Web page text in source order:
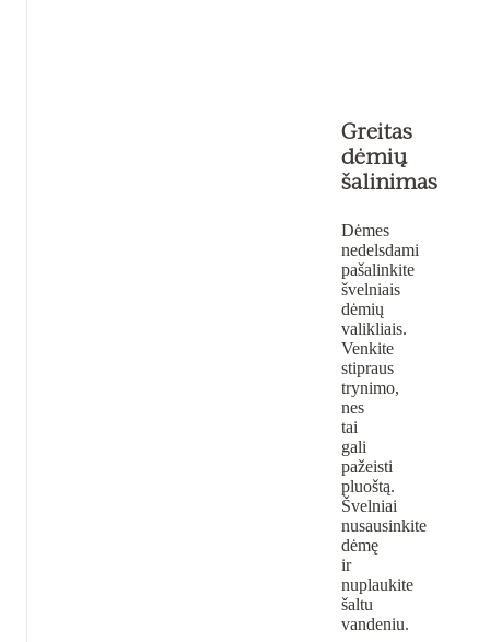
Greitas
dėmių
šalinimas
Dėmes
nedelsdami
pašalinkite
švelniais
dėmių
valikliais.
Venkite
stipraus
trynimo,
nes
tai
gali
pažeisti
pluoštą.
Švelniai
nusausinkite
dėmę
ir
nuplaukite
šaltu
vandeniu.